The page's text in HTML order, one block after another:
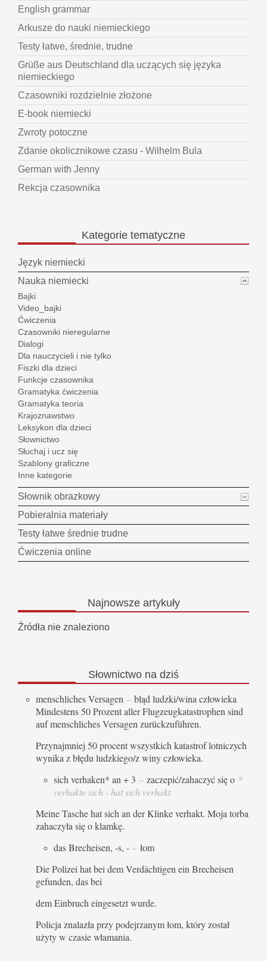
English grammar
Arkusze do nauki niemieckiego
Testy łatwe, średnie, trudne
Grüße aus Deutschland dla uczących się języka
niemieckiego
Czasowniki rozdzielnie złożone
E-book niemiecki
Zwroty potoczne
Zdanie okolicznikowe czasu - Wilhelm Bula
German with Jenny
Rekcja czasownika
Kategorie tematyczne
Język niemiecki
Nauka niemiecki
Bajki
Video_bajki
Ćwiczenia
Czasowniki nieregularne
Dialogi
Dla nauczycieli i nie tylko
Fiszki dla dzieci
Funkcje czasownika
Gramatyka ćwiczenia
Gramatyka teoria
Krajoznawstwo
Leksykon dla dzieci
Słownictwo
Słuchaj i ucz się
Szablony graficzne
Inne kategorie
Słownik obrazkowy
Pobieralnia materiały
Testy łatwe średnie trudne
Ćwiczenia online
Najnowszeartykuły
Źródła nie znaleziono
Słownictwo na dziś
menschliches Versagen – błąd ludzki/wina człowieka
Mindestens 50 Prozent aller Flugzeugkatastrophen sind
auf menschliches Versagen zurückzuführen.
Przynajmniej 50 procent wszystkich katastrof lotniczych
wynika z błędu ludzkiego/z winy człowieka.
sich verhaken* an + 3 – zaczepić/zahaczyć się o *
verhakte sich - hat sich verhakt
Meine Tasche hat sich an der Klinke verhakt. Moja torba
zahaczyła się o klamkę.
das Brecheisen, -s, - – łom
Die Polizei hat bei dem Verdächtigen ein Brecheisen
gefunden, das bei
dem Einbruch eingesetzt wurde.
Policja znalazła przy podejrzanym łom, który został
użyty w czasie włamania.